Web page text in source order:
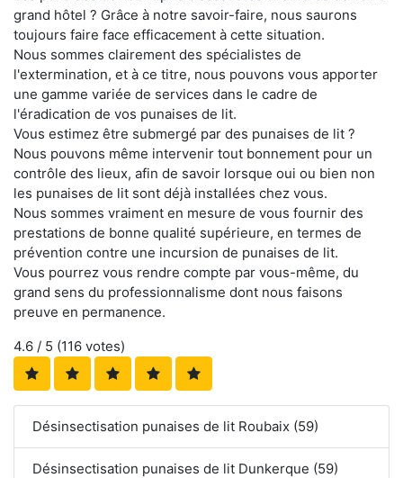
grand hôtel ? Grâce à notre savoir-faire, nous saurons
toujours faire face efficacement à cette situation.
Nous sommes clairement des spécialistes de
l'extermination, et à ce titre, nous pouvons vous apporter
une gamme variée de services dans le cadre de
l'éradication de vos punaises de lit.
Vous estimez être submergé par des punaises de lit ?
Nous pouvons même intervenir tout bonnement pour un
contrôle des lieux, afin de savoir lorsque oui ou bien non
les punaises de lit sont déjà installées chez vous.
Nous sommes vraiment en mesure de vous fournir des
prestations de bonne qualité supérieure, en termes de
prévention contre une incursion de punaises de lit.
Vous pourrez vous rendre compte par vous-même, du
grand sens du professionnalisme dont nous faisons
preuve en permanence.
4.6 / 5 (116 votes)
Désinsectisation punaises de lit Roubaix (59)
Désinsectisation punaises de lit Dunkerque (59)